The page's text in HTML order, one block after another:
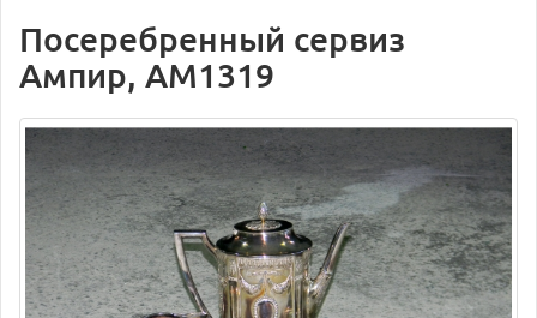
Посеребренный сервиз
Ампир, AM1319